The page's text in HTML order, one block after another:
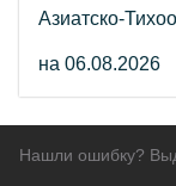
Азиатско-
на 06.08.2026
Нашли ошибку?